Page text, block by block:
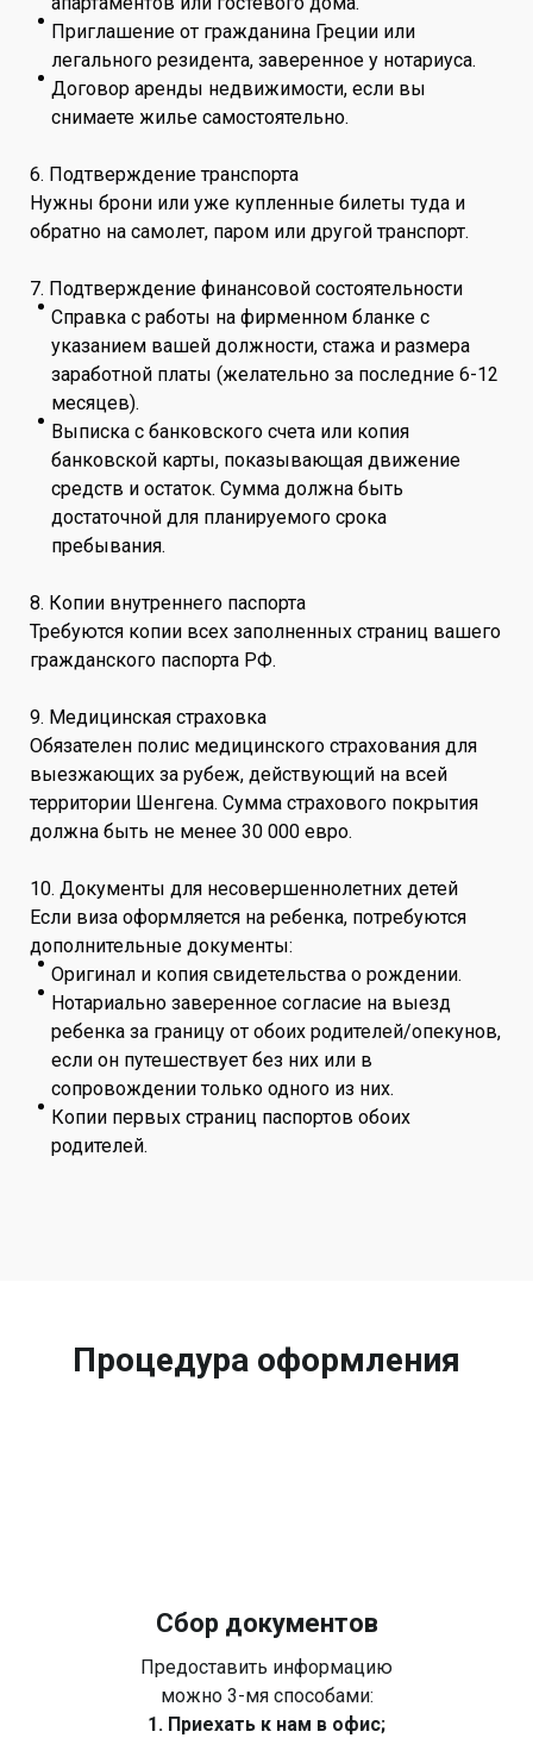
Приглашение от гражданина Греции или
легального резидента, заверенное у нотариуса.
Договор аренды недвижимости, если вы
снимаете жилье самостоятельно.
6. Подтверждение транспорта
Нужны брони или уже купленные билеты туда и
обратно на самолет, паром или другой транспорт.
7. Подтверждение финансовой состоятельности
Справка с работы на фирменном бланке с
указанием вашей должности, стажа и размера
заработной платы (желательно за последние 6-12
месяцев).
Выписка с банковского счета или копия
банковской карты, показывающая движение
средств и остаток. Сумма должна быть
достаточной для планируемого срока
пребывания.
8. Копии внутреннего паспорта
Требуются копии всех заполненных страниц вашего
гражданского паспорта РФ.
9. Медицинская страховка
Обязателен полис медицинского страхования для
выезжающих за рубеж, действующий на всей
территории Шенгена. Сумма страхового покрытия
должна быть не менее 30 000 евро.
10. Документы для несовершеннолетних детей
Если виза оформляется на ребенка, потребуются
дополнительные документы:
Оригинал и копия свидетельства о рождении.
Нотариально заверенное согласие на выезд
ребенка за границу от обоих родителей/опекунов,
если он путешествует без них или в
сопровождении только одного из них.
Копии первых страниц паспортов обоих
родителей.
Процедура оформления
Сбор документов
Предоставить информацию
можно 3-мя способами:
1. Приехать к нам в офис;